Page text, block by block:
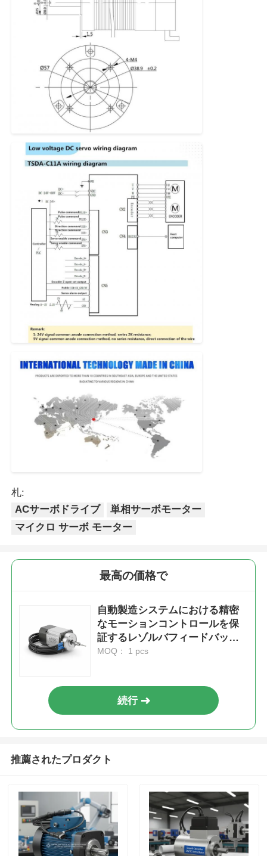
札:
ACサーボドライブ
単相サーボモーター
マイクロ サーボ モーター
最高の価格で
自動製造システムにおける精密
なモーションコントロールを保
証するレゾルバフィードバック
を搭載したACサーボモーター
MOQ： 1 pcs
続行
推薦されたプロダクト